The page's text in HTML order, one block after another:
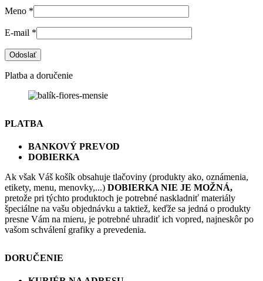
Meno *
E-mail *
Platba a doručenie
PLATBA
BANKOVÝ PREVOD
DOBIERKA
Ak však Váš košík obsahuje tlačoviny (produkty ako, oznámenia,
etikety, menu, menovky,...) DOBIERKA NIE JE MOŽNÁ,
pretože pri týchto produktoch je potrebné naskladniť materiály
špeciálne na vašu objednávku a taktiež, keďže sa jedná o produkty
presne Vám na mieru, je potrebné uhradiť ich vopred, najneskôr po
vašom schválení grafiky a prevedenia.
DORUČENIE